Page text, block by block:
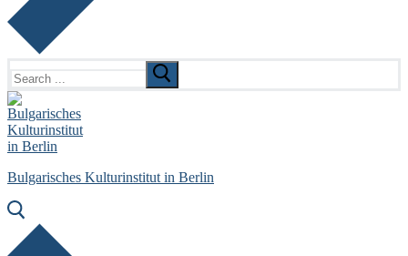
for:
Bulgarisches Kulturinstitut in Berlin